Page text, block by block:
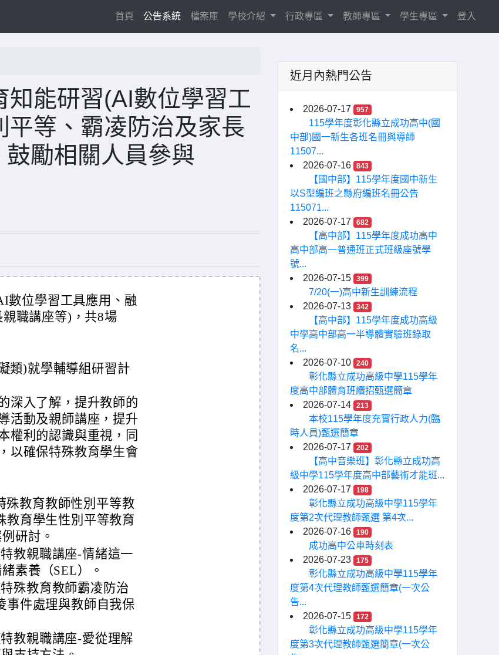
首頁 (current)
公告系統 檔案庫 學校介紹 行政專區 教師專區 學生專區 登入
能研習(AI數位學習工
等、霸凌防治及家長
勵相關人員參與
數位學習工具應用、融
職講座等)，共8場
類)就學輔導組研習計
深入了解，提升教師的
活動及親師講座，提升
權利的認識與重視，同
以確保特殊教育學生會
殊教育教師性別平等教
教育學生性別平等教育
研討。
教親職講座-情緒這一
素養（SEL）。
殊教育教師霸凌防治
事件處理與教師自我保
教親職講座-愛從理解
近月內熱門公告
2026-07-17 957
115學年度彰化縣立成功高中(國
中部)國一新生各班名冊與導師
11507...
2026-07-16
843
【國中部】115學年度國中新生
以S型編班之縣府編班名冊公告
115071...
2026-07-17
682
【高中部】115學年度成功高中
高中部高一普通班正式班級座號學
號...
2026-07-15
399
7/20(一)高中新生訓練流程
2026-07-13
342
【高中部】115學年度成功高級
中學高中部高一半導體實驗班錄取
名...
2026-07-10
240
彰化縣立成功高級中學115學年
度高中部體育班續招甄選簡章
2026-07-14
213
本校115學年度充實行政人力(臨
時人員)甄選簡章
2026-07-17
202
【高中音樂班】彰化縣立成功高
級中學115學年度高中部藝術才能班...
2026-07-17
198
彰化縣立成功高級中學115學年
度第2次代理教師甄選 第4次...
2026-07-16
190
成功高中公車時刻表
2026-07-23
175
彰化縣立成功高級中學115學年
度第4次代理教師甄選簡章(一次公
告...
2026-07-15
172
彰化縣立成功高級中學115學年
度第3次代理教師甄選簡章(一次公